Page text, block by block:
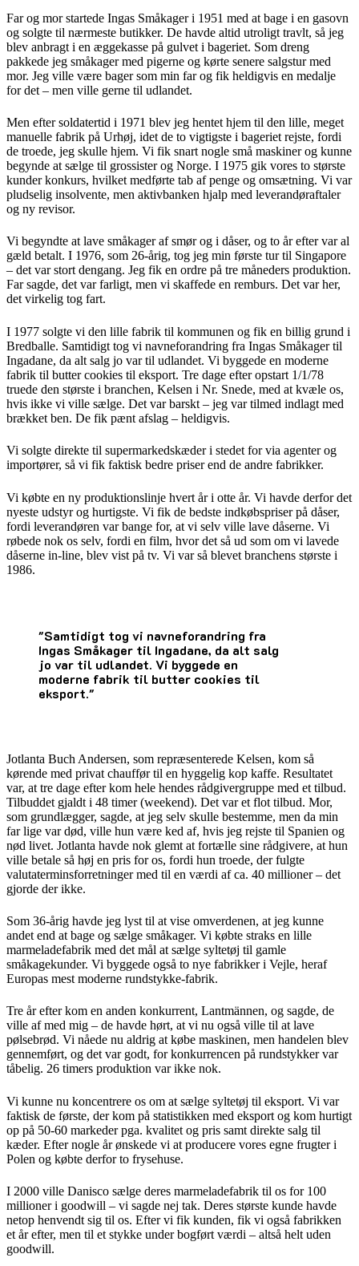
Far og mor startede Ingas Småkager i 1951 med at bage i en gasovn
og solgte til nærmeste butikker. De havde altid utroligt travlt, så jeg
blev anbragt i en æggekasse på gulvet i bageriet. Som dreng
pakkede jeg småkager med pigerne og kørte senere salgstur med
mor. Jeg ville være bager som min far og fik heldigvis en medalje
for det – men ville gerne til udlandet.
Men efter soldatertid i 1971 blev jeg hentet hjem til den lille, meget
manuelle fabrik på Urhøj, idet de to vigtigste i bageriet rejste, fordi
de troede, jeg skulle hjem. Vi fik snart nogle små maskiner og kunne
begynde at sælge til grossister og Norge. I 1975 gik vores to største
kunder konkurs, hvilket medførte tab af penge og omsætning. Vi var
pludselig insolvente, men aktivbanken hjalp med leverandøraftaler
og ny revisor.
Vi begyndte at lave småkager af smør og i dåser, og to år efter var al
gæld betalt. I 1976, som 26-årig, tog jeg min første tur til Singapore
– det var stort dengang. Jeg fik en ordre på tre måneders produktion.
Far sagde, det var farligt, men vi skaffede en remburs. Det var her,
det virkelig tog fart.
I 1977 solgte vi den lille fabrik til kommunen og fik en billig grund i
Bredballe. Samtidigt tog vi navneforandring fra Ingas Småkager til
Ingadane, da alt salg jo var til udlandet. Vi byggede en moderne
fabrik til butter cookies til eksport. Tre dage efter opstart 1/1/78
truede den største i branchen, Kelsen i Nr. Snede, med at kvæle os,
hvis ikke vi ville sælge. Det var barskt – jeg var tilmed indlagt med
brækket ben. De fik pænt afslag – heldigvis.
Vi solgte direkte til supermarkedskæder i stedet for via agenter og
importører, så vi fik faktisk bedre priser end de andre fabrikker.
Vi købte en ny produktionslinje hvert år i otte år. Vi havde derfor det
nyeste udstyr og hurtigste. Vi fik de bedste indkøbspriser på dåser,
fordi leverandøren var bange for, at vi selv ville lave dåserne. Vi
røbede nok os selv, fordi en film, hvor det så ud som om vi lavede
dåserne in-line, blev vist på tv. Vi var så blevet branchens største i
1986.
"Samtidigt tog vi navneforandring fra
Ingas Småkager til Ingadane, da alt salg
jo var til udlandet. Vi byggede en
moderne fabrik til butter cookies til
eksport."
Jotlanta Buch Andersen, som repræsenterede Kelsen, kom så
kørende med privat chauffør til en hyggelig kop kaffe. Resultatet
var, at tre dage efter kom hele hendes rådgivergruppe med et tilbud.
Tilbuddet gjaldt i 48 timer (weekend). Det var et flot tilbud. Mor,
som grundlægger, sagde, at jeg selv skulle bestemme, men da min
far lige var død, ville hun være ked af, hvis jeg rejste til Spanien og
nød livet. Jotlanta havde nok glemt at fortælle sine rådgivere, at hun
ville betale så høj en pris for os, fordi hun troede, der fulgte
valutaterminsforretninger med til en værdi af ca. 40 millioner – det
gjorde der ikke.
Som 36-årig havde jeg lyst til at vise omverdenen, at jeg kunne
andet end at bage og sælge småkager. Vi købte straks en lille
marmeladefabrik med det mål at sælge syltetøj til gamle
småkagekunder. Vi byggede også to nye fabrikker i Vejle, heraf
Europas mest moderne rundstykke-fabrik.
Tre år efter kom en anden konkurrent, Lantmännen, og sagde, de
ville af med mig – de havde hørt, at vi nu også ville til at lave
pølsebrød. Vi nåede nu aldrig at købe maskinen, men handelen blev
gennemført, og det var godt, for konkurrencen på rundstykker var
tåbelig. 26 timers produktion var ikke nok.
Vi kunne nu koncentrere os om at sælge syltetøj til eksport. Vi var
faktisk de første, der kom på statistikken med eksport og kom hurtigt
op på 50-60 markeder pga. kvalitet og pris samt direkte salg til
kæder. Efter nogle år ønskede vi at producere vores egne frugter i
Polen og købte derfor to frysehuse.
I 2000 ville Danisco sælge deres marmeladefabrik til os for 100
millioner i goodwill – vi sagde nej tak. Deres største kunde havde
netop henvendt sig til os. Efter vi fik kunden, fik vi også fabrikken
et år efter, men til et stykke under bogført værdi – altså helt uden
goodwill.